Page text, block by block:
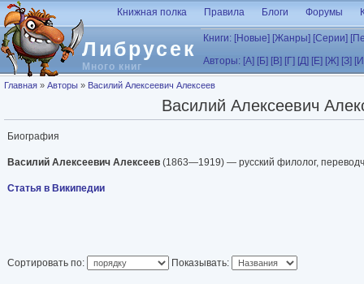
Перейти к основному содержанию
Либрусек
Много книг
Книжная полка Правила Блоги Форумы
Книги: [Новые] [Жанры] [Серии]
Авторы: [А] [Б] [В] [Г] [Д] [Е] [Ж] [З]
Вы здесь
Главная » Авторы » Василий Алексеевич Алексеев
Василий Алексеевич
Биография
Василий Алексеевич Алексеев (1863—1919) — русский филолог,
Статья в Википедии
Сортировать по: Показывать: